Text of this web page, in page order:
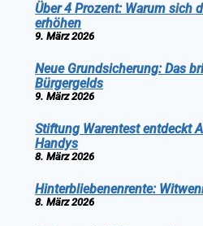
Über 4 Prozent: Warum sich
erhöhen
9. März 2026
Neue Grundsicherung: Das
Bürgergelds
9. März 2026
Stiftung Warentest entdeckt
Handys
8. März 2026
Hinterbliebenenrente:
8. März 2026